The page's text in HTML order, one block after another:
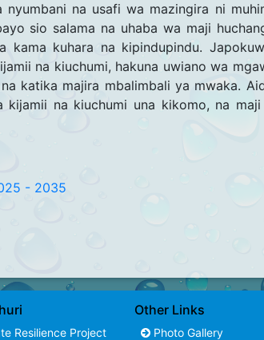
na usafi wa mazingira ni
sio salama na uhaba wa maji
kama kuhara na kipindupindu.
na kiuchumi, hakuna uwiano wa
katika majira mbalimbali ya mwaka.
na kiuchumi una kikomo, na
- 2035
Resilience Project
Other Links
Photo Gallery